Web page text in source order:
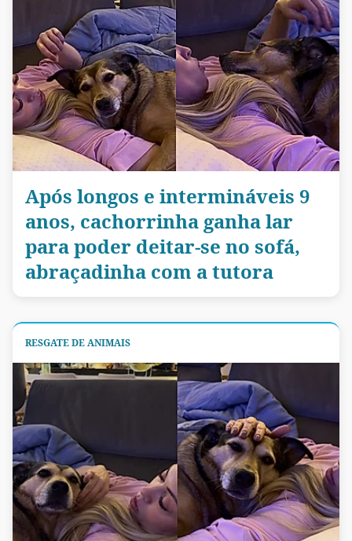
Após longos e intermináveis 9
anos, cachorrinha ganha lar
para poder deitar-se no sofá,
abraçadinha com a tutora
RESGATE DE ANIMAIS